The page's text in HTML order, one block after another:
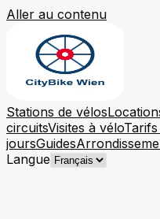
Aller au contenu
Stations de vélos
circuitsVisites à vélo
joursGuides
Langue